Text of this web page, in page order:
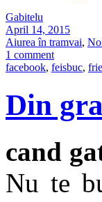
Gabitelu
April 14, 2015
Aiurea în tramvai,
1 comment
facebook, feisbuc,
Din
cand
Nu te